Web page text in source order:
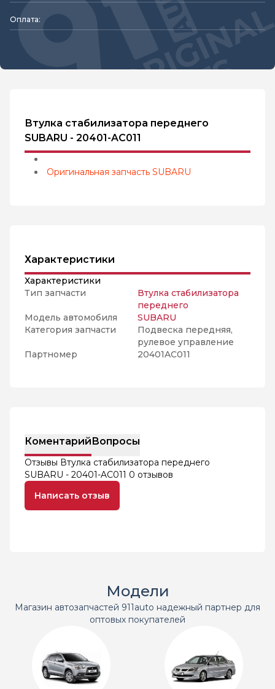
Оплата:
Втулка стабилизатора переднего
SUBARU - 20401-AC011
Оригинальная запчасть SUBARU
Характеристики
Характеристики
Тип запчасти
Втулка стабилизатора
переднего
Модель автомобиля
SUBARU
Категория запчасти
Подвеска передняя,
рулевое управление
Партномер
20401AC011
КоментарийВопросы
Отзывы Втулка стабилизатора переднего
SUBARU - 20401-AC011 0 отзывов
Написать отзыв
Модели
Магазин автозапчастей 911auto надежный партнер для
оптовых покупателей